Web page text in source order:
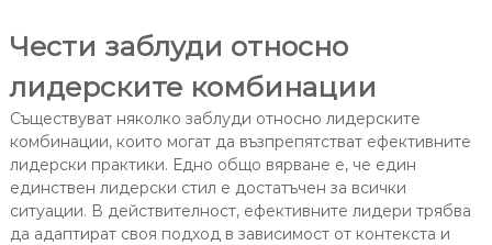
Чести заблуди относно
лидерските комбинации
Съществуват няколко заблуди относно лидерските
комбинации, които могат да възпрепятстват ефективните
лидерски практики. Едно общо вярване е, че един
единствен лидерски стил е достатъчен за всички
ситуации. В действителност, ефективните лидери трябва
да адаптират своя подход в зависимост от контекста и